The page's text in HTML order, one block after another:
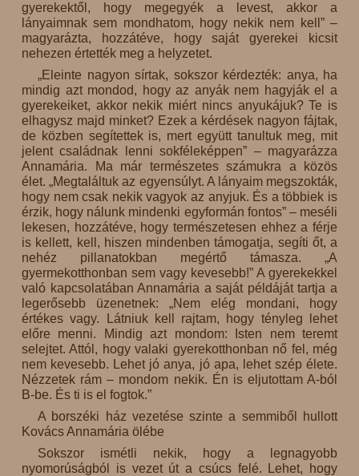
gyerekektől, hogy megegyék a levest, akkor a
lányaimnak sem mondhatom, hogy nekik nem kell” –
magyarázta, hozzátéve, hogy saját gyerekei kicsit
nehezen értették meg a helyzetet.
„Eleinte nagyon sírtak, sokszor kérdezték: anya, ha
mindig azt mondod, hogy az anyák nem hagyják el a
gyerekeiket, akkor nekik miért nincs anyukájuk? Te is
elhagysz majd minket? Ezek a kérdések nagyon fájtak,
de közben segítettek is, mert együtt tanultuk meg, mit
jelent családnak lenni sokféleképpen” – magyarázza
Annamária. Ma már természetes számukra a közös
élet. „Megtaláltuk az egyensúlyt. A lányaim megszokták,
hogy nem csak nekik vagyok az anyjuk. És a többiek is
érzik, hogy nálunk mindenki egyformán fontos” – meséli
lekesen, hozzátéve, hogy természetesen ehhez a férje
is kellett, kell, hiszen mindenben támogatja, segíti őt, a
nehéz pillanatokban megértő támasza. „A
gyermekotthonban sem vagy kevesebb!” A gyerekekkel
való kapcsolatában Annamária a saját példáját tartja a
legerősebb üzenetnek: „Nem elég mondani, hogy
értékes vagy. Látniuk kell rajtam, hogy tényleg lehet
előre menni. Mindig azt mondom: Isten nem teremt
selejtet. Attól, hogy valaki gyerekotthonban nő fel, még
nem kevesebb. Lehet jó anya, jó apa, lehet szép élete.
Nézzetek rám – mondom nekik. Én is eljutottam A-ból
B-be. És ti is el fogtok.”
A borszéki ház vezetése szinte a semmiből hullott
Kovács Annamária ölébe
Sokszor ismétli nekik, hogy a legnagyobb
nyomorúságból is vezet út a csúcs felé. Lehet, hogy